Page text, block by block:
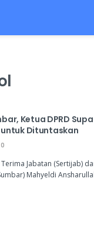
Ketua DPRD
untuk Dituntaskan
0
Jabatan (Sertijab)
Mahyeldi